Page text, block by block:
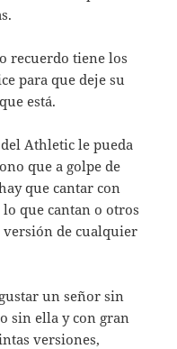
recuerdo tiene los
para que deje su
está.
Athletic le pueda
que a golpe de
que cantar con
que cantan o otros
versión de cualquier
un señor sin
sin ella y con gran
versiones,